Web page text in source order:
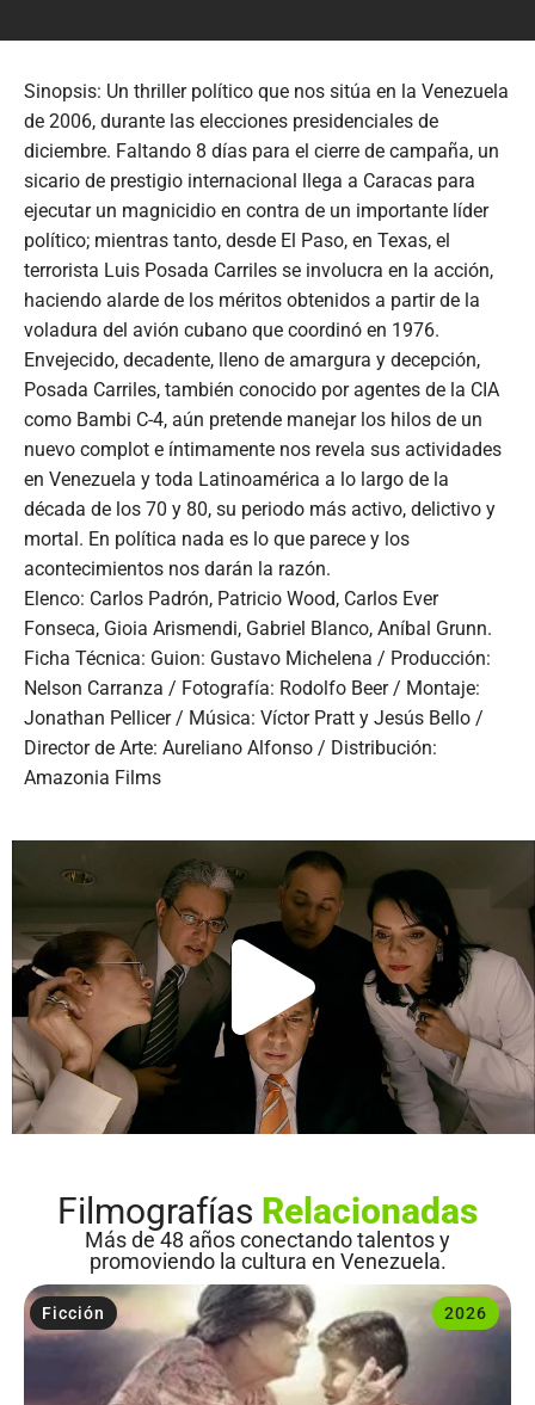
Sinopsis: Un thriller político que nos sitúa en la Venezuela
de 2006, durante las elecciones presidenciales de
diciembre. Faltando 8 días para el cierre de campaña, un
sicario de prestigio internacional llega a Caracas para
ejecutar un magnicidio en contra de un importante líder
político; mientras tanto, desde El Paso, en Texas, el
terrorista Luis Posada Carriles se involucra en la acción,
haciendo alarde de los méritos obtenidos a partir de la
voladura del avión cubano que coordinó en 1976.
Envejecido, decadente, lleno de amargura y decepción,
Posada Carriles, también conocido por agentes de la CIA
como Bambi C-4, aún pretende manejar los hilos de un
nuevo complot e íntimamente nos revela sus actividades
en Venezuela y toda Latinoamérica a lo largo de la
década de los 70 y 80, su periodo más activo, delictivo y
mortal. En política nada es lo que parece y los
acontecimientos nos darán la razón.
Elenco: Carlos Padrón, Patricio Wood, Carlos Ever
Fonseca, Gioia Arismendi, Gabriel Blanco, Aníbal Grunn.
Ficha Técnica: Guion: Gustavo Michelena / Producción:
Nelson Carranza / Fotografía: Rodolfo Beer / Montaje:
Jonathan Pellicer / Música: Víctor Pratt y Jesús Bello /
Director de Arte: Aureliano Alfonso / Distribución:
Amazonia Films
Filmografías Relacionadas
Más de 48 años conectando talentos y
promoviendo la cultura en Venezuela.
2026
Ficción